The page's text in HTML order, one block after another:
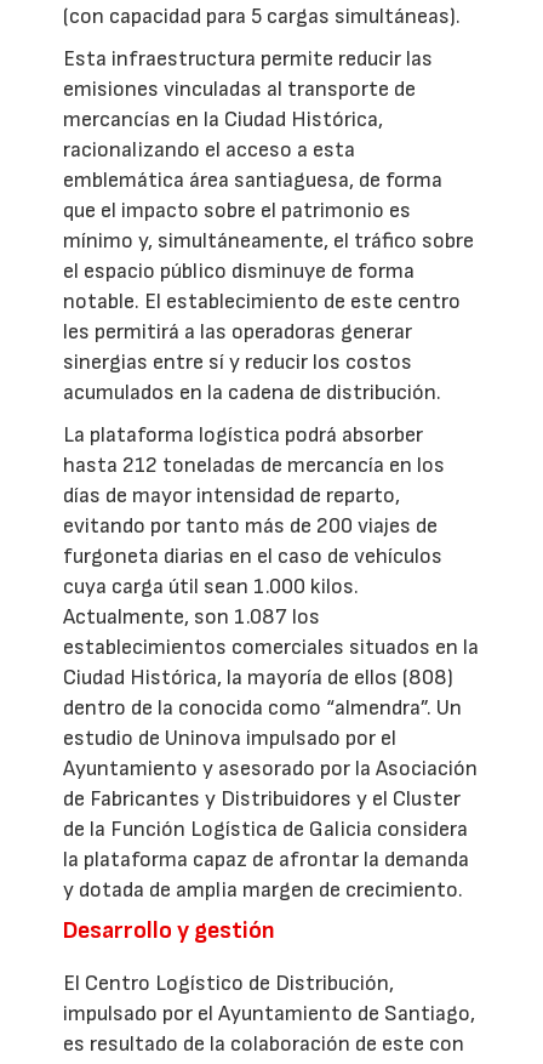
(con capacidad para 5 cargas simultáneas).
Esta infraestructura permite reducir las
emisiones vinculadas al transporte de
mercancías en la Ciudad Histórica,
racionalizando el acceso a esta
emblemática área santiaguesa, de forma
que el impacto sobre el patrimonio es
mínimo y, simultáneamente, el tráfico sobre
el espacio público disminuye de forma
notable. El establecimiento de este centro
les permitirá a las operadoras generar
sinergias entre sí y reducir los costos
acumulados en la cadena de distribución.
La plataforma logística podrá absorber
hasta 212 toneladas de mercancía en los
días de mayor intensidad de reparto,
evitando por tanto más de 200 viajes de
furgoneta diarias en el caso de vehículos
cuya carga útil sean 1.000 kilos.
Actualmente, son 1.087 los
establecimientos comerciales situados en la
Ciudad Histórica, la mayoría de ellos (808)
dentro de la conocida como “almendra”. Un
estudio de Uninova impulsado por el
Ayuntamiento y asesorado por la Asociación
de Fabricantes y Distribuidores y el Cluster
de la Función Logística de Galicia considera
la plataforma capaz de afrontar la demanda
y dotada de amplia margen de crecimiento.
Desarrollo y gestión
El Centro Logístico de Distribución,
impulsado por el Ayuntamiento de Santiago,
es resultado de la colaboración de este con